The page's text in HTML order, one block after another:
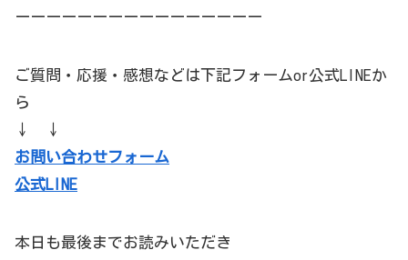
ーーーーーーーーーーーーーーーー
ご質問・応援・感想などは下記フォームor公式LINEか
ら
↓ ↓
お問い合わせフォーム
公式LINE
本日も最後までお読みいただき